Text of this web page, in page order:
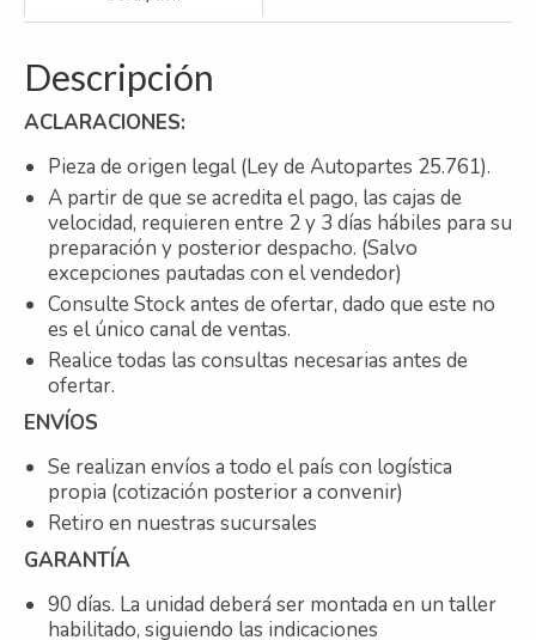
Descripción
ACLARACIONES:
Pieza de origen legal (Ley de Autopartes 25.761).
A partir de que se acredita el pago, las cajas de
velocidad, requieren entre 2 y 3 días hábiles para su
preparación y posterior despacho. (Salvo
excepciones pautadas con el vendedor)
Consulte Stock antes de ofertar, dado que este no
es el único canal de ventas.
Realice todas las consultas necesarias antes de
ofertar.
ENVÍOS
Se realizan envíos a todo el país con logística
propia (cotización posterior a convenir)
Retiro en nuestras sucursales
GARANTÍA
90 días. La unidad deberá ser montada en un taller
habilitado, siguiendo las indicaciones